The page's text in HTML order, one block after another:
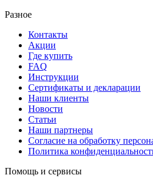
Разное
Контакты
Акции
Где купить
FAQ
Инструкции
Сертификаты и декларации
Наши клиенты
Новости
Статьи
Наши партнеры
Согласие на обработку
Политика
Помощь и сервисы